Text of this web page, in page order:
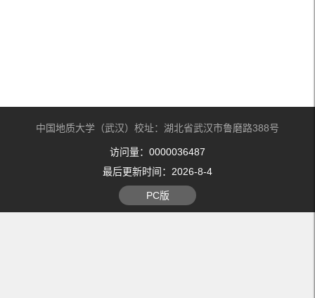
中国地质大学（武汉）校址：湖北省武汉市鲁磨路388号
访问量： 0000036487
最后更新时间： 2026-8-4
PC版